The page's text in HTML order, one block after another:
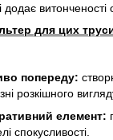
додає витонченості
для цих
попереду:
розкішного
елемент:
спокусливості.